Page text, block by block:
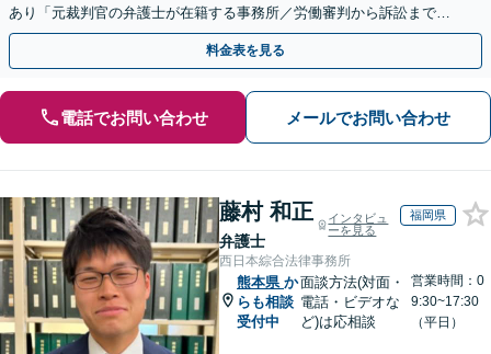
あり「元裁判官の弁護士が在籍する事務所／労働審判から訴訟まで、
裁判官経験を活かした最適な戦略を立案」
料金表を見る
電話でお問い合わせ メールでお問い合わせ
藤村 和正
弁護士
インタビュ
ーを見る
福岡県
西日本綜合法律事務所
熊本県 か
らも相談
受付中
面談方法(対面・
電話・ビデオな
ど)は応相談
営業時間：0
9:30~17:30
（平日）